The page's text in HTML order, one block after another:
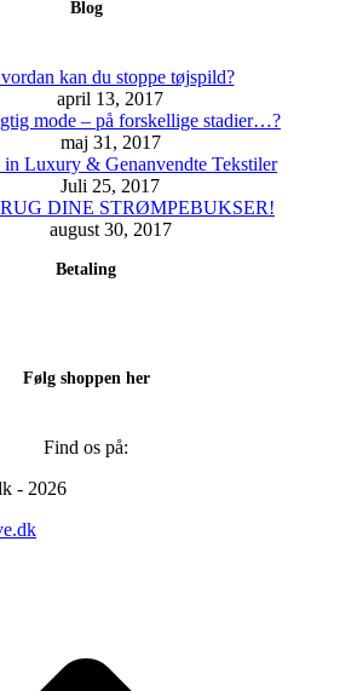
Blog
kan du stoppe tøjspild?
april 13, 2017
mode – på forskellige stadier…?
maj 31, 2017
in Luxury & Genanvendte Tekstiler
Juli 25, 2017
DINE STRØMPEBUKSER!
august 30, 2017
Betaling
Følg shoppen her
Find os på:
- 2026